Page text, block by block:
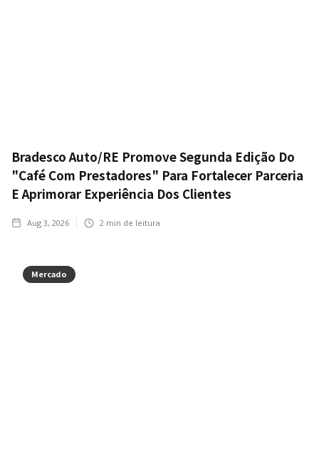
Bradesco Auto/RE Promove Segunda Edição Do
"Café Com Prestadores" Para Fortalecer Parceria
E Aprimorar Experiência Dos Clientes
Aug 3, 2026 2 min de leitura
Mercado